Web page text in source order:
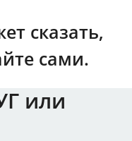
сказать,
сами.
или